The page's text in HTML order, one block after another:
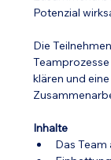
Potenzial
Die
klären und
Inhalte
Das